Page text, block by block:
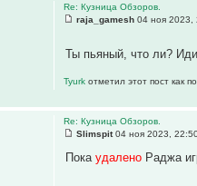
Re: Кузница Обзоров.
raja_gamesh 04 ноя 2023,
Ты пьяный, что ли?
Tyurkотметил этот пост как
Re: Кузница Обзоров.
Slimspit04 ноя 2023,
Покаудалено Раджа